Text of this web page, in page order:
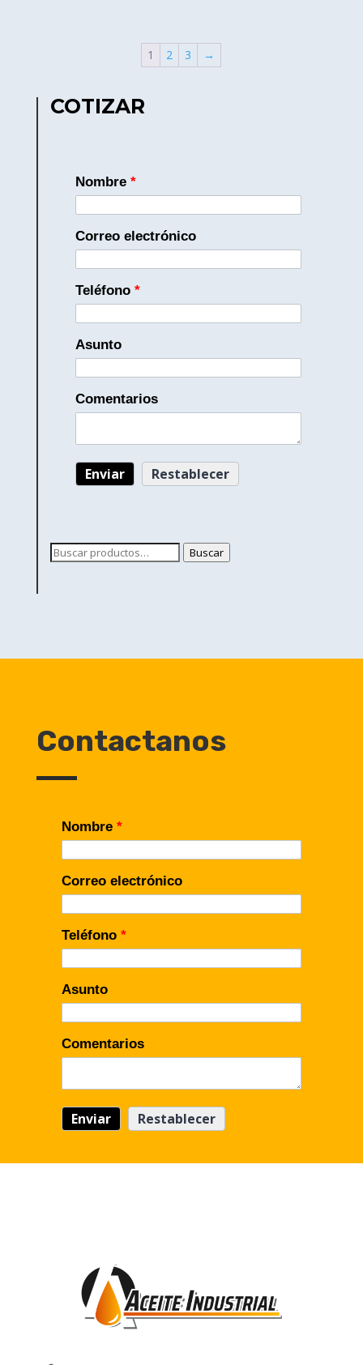
1 2 3 →
COTIZAR
Nombre *
Correo electrónico
Teléfono *
Asunto
Comentarios
Buscar
Buscar
Contactanos
Nombre *
Correo electrónico
Teléfono *
Asunto
Comentarios